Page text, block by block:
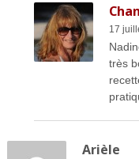
17
très
Arièle